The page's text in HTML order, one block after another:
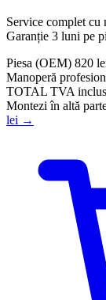
Service complet cu
Garanție 3 luni pe
Piesa (OEM) 820
Manoperă
TOTAL TVA inclus
Montezi în altă
lei →